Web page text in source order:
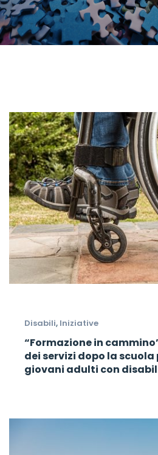
Disabili, Iniziative
“Formazione in
dei servizi dopo la
giovani adulti con